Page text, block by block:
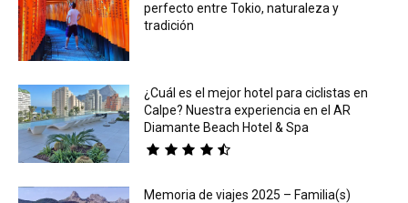
perfecto entre Tokio, naturaleza y
tradición
¿Cuál es el mejor hotel para ciclistas en
Calpe? Nuestra experiencia en el AR
Diamante Beach Hotel & Spa
Memoria de viajes 2025 – Familia(s)